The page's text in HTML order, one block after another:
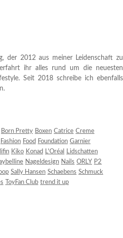
der 2012 aus meiner Leidenschaft zu
ihr alles rund um die neuesten
Seit 2018 schreibe ich ebenfalls
Born Pretty Boxen Catrice Creme
Fashion Food Foundation Garnier
Kiko Konad L'Oréal
Lidschatten
Nageldesign Nails ORLY P2
Sally Hansen Schaebens Schmuck
ToyFan Club trend it up